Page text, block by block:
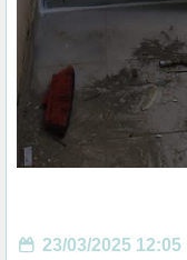
23/03/2025 12:05